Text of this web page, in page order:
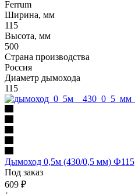
Ferrum
Ширина, мм
115
Высота, мм
500
Страна производства
Россия
Диаметр дымохода
115
Дымоход 0,5м (430/0,5 мм) Ф115
Под заказ
609 ₽